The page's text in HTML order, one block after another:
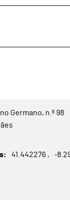
Germano, n.º 98
41.442276 -